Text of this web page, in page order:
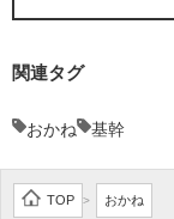
関連タグ
おかね 基幹
TOP > おかね